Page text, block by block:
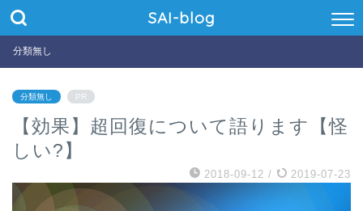
SAI-blog
分類無し
分類無し PR
【効果】超回復について語ります【怪
しい?】
2018-09-12 / 2019-07-23